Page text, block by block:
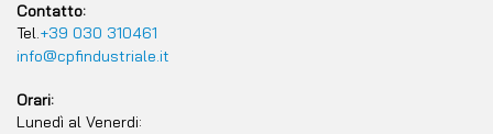
Contatto:
Tel.+39 030 310461
info@cpfindustriale.it
Orari:
Lunedì al Venerdi: